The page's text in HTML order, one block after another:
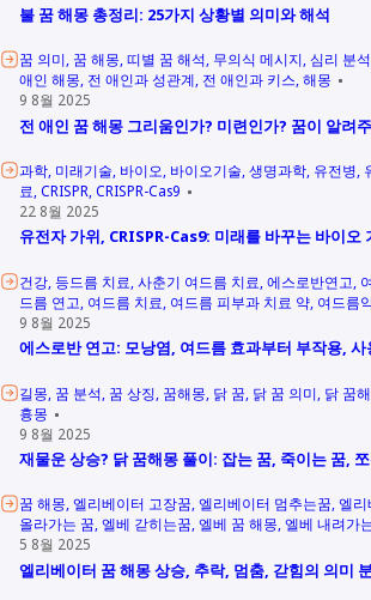
불 꿈 해몽 총정리: 25가지 상황별 의미와 해석
꿈 의미 꿈 해몽 띠별 꿈 해석 무의식 메시지 심리 분석
애인 해몽 전 애인과 성관계 전 애인과 키스 해몽
9 8월 2025
전 애인 꿈 해몽 그리움인가? 미련인가? 꿈이 알려
과학 미래기술 바이오 바이오기술 생명과학 유전병
료 CRISPR CRISPR-Cas9
22 8월 2025
유전자 가위, CRISPR-Cas9: 미래를 바꾸는 바이오
건강 등드름 치료 사춘기 여드름 치료 에스로반연고
드름 연고 여드름 치료 여드름 피부과 치료 약 여드름
9 8월 2025
에스로반 연고: 모낭염, 여드름 효과부터 부작용, 사
길몽 꿈 분석 꿈 상징 꿈해몽 닭 꿈 닭 꿈 의미 닭 꿈
흉몽
9 8월 2025
재물운 상승? 닭 꿈해몽 풀이: 잡는 꿈, 죽이는 꿈,
꿈 해몽 엘리베이터 고장꿈 엘리베이터 멈추는꿈 엘리
올라가는 꿈 엘베 갇히는꿈 엘베 꿈 해몽 엘베 내려가
5 8월 2025
엘리베이터 꿈 해몽 상승, 추락, 멈춤, 갇힘의 의미